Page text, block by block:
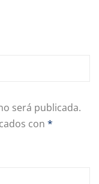
será publicada.
con *